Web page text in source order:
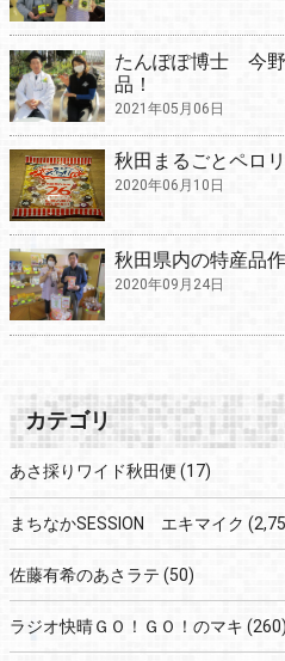
たんぽぽ博士 今
品！
2021年05月06日
秋田まるごとペロ
2020年06月10日
秋田県内の特産品
2020年09月24日
カテゴリ
あさ採りワイド秋田便 (17)
まちなかSESSION エキマイク
佐藤有希のあさラテ (50)
ラジオ快晴ＧＯ！ＧＯ！のマキ (260)